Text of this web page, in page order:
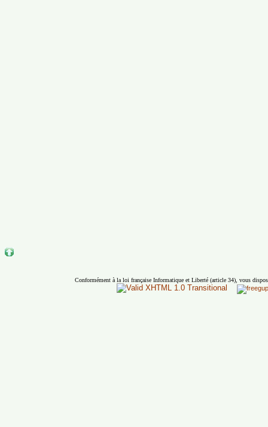
Conformément à la loi française Informatique et Liberté (article 34), vous